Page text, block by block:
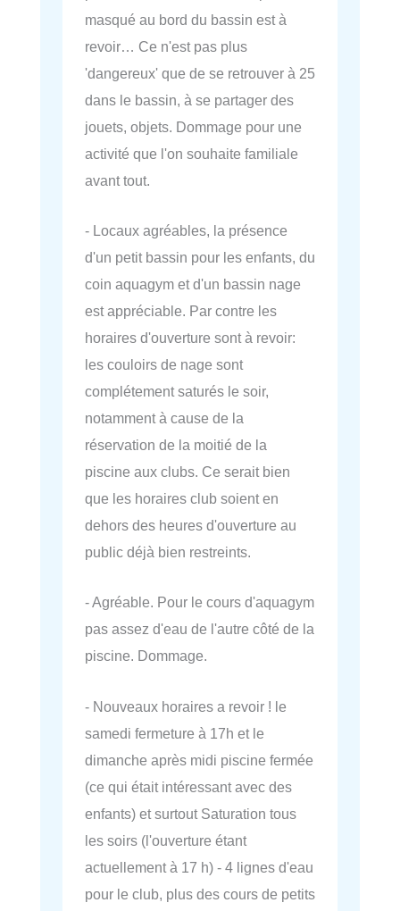
masqué au bord du bassin est à
revoir… Ce n'est pas plus
'dangereux' que de se retrouver à 25
dans le bassin, à se partager des
jouets, objets. Dommage pour une
activité que l'on souhaite familiale
avant tout.
- Locaux agréables, la présence
d'un petit bassin pour les enfants, du
coin aquagym et d'un bassin nage
est appréciable. Par contre les
horaires d'ouverture sont à revoir:
les couloirs de nage sont
complétement saturés le soir,
notamment à cause de la
réservation de la moitié de la
piscine aux clubs. Ce serait bien
que les horaires club soient en
dehors des heures d'ouverture au
public déjà bien restreints.
- Agréable. Pour le cours d'aquagym
pas assez d'eau de l'autre côté de la
piscine. Dommage.
- Nouveaux horaires a revoir ! le
samedi fermeture à 17h et le
dimanche après midi piscine fermée
(ce qui était intéressant avec des
enfants) et surtout Saturation tous
les soirs (l'ouverture étant
actuellement à 17 h) - 4 lignes d'eau
pour le club, plus des cours de petits